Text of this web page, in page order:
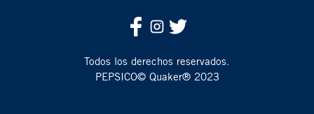
Todos los derechos reservados.
PEPSICO© Quaker® 2023